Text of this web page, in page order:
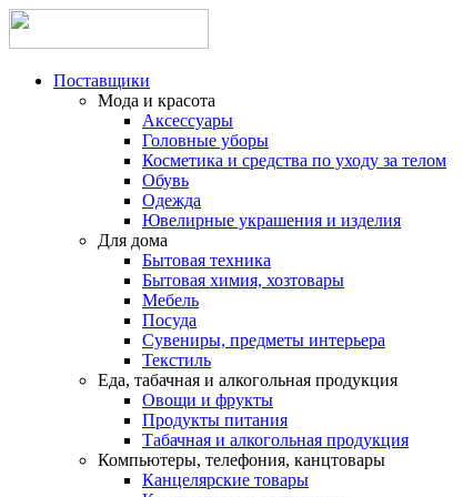
Поставщики
Мода и красота
Аксессуары
Головные уборы
Косметика и средства по уходу за телом
Обувь
Одежда
Ювелирные украшения и изделия
Для дома
Бытовая техника
Бытовая химия, хозтовары
Мебель
Посуда
Сувениры, предметы интерьера
Текстиль
Еда, табачная и алкогольная продукция
Овощи и фрукты
Продукты питания
Табачная и алкогольная продукция
Компьютеры, телефония, канцтовары
Канцелярские товары